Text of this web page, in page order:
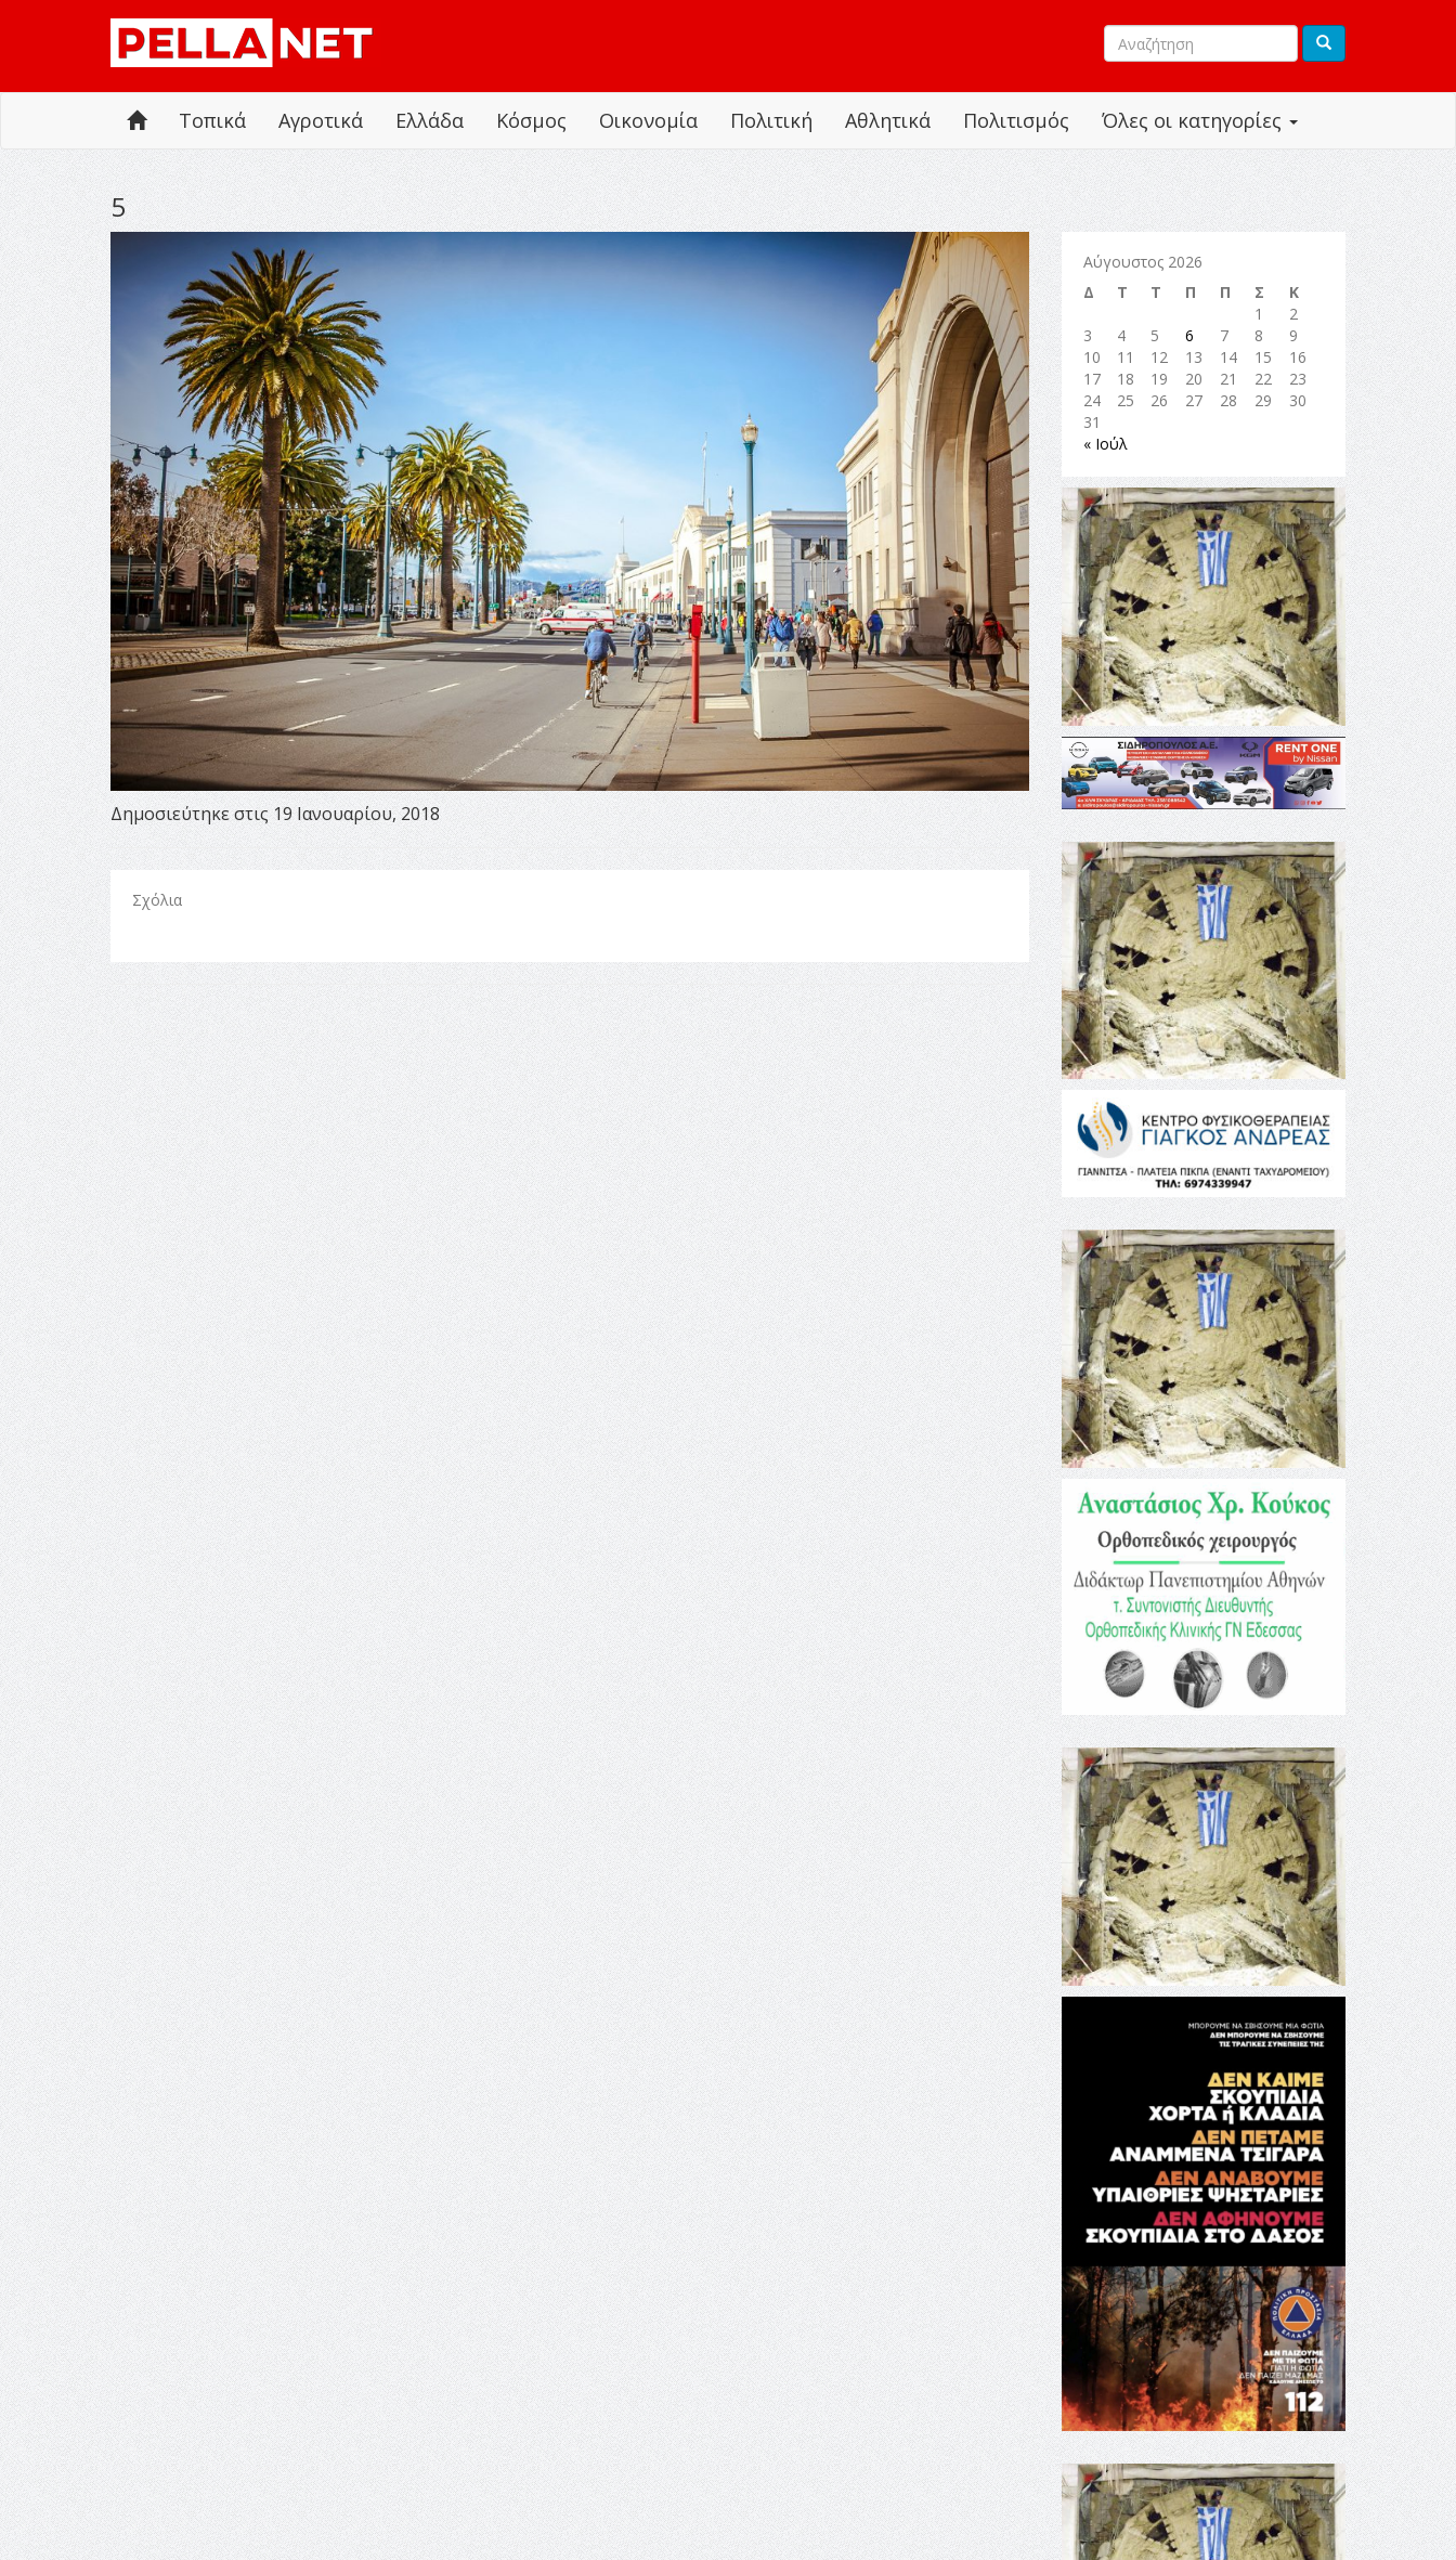
Όλες οι κατηγορίες
Τοπικά Αγροτικά Ελλάδα Κόσμος Οικονομία Πολιτική Αθλητικά Πολιτισμός
5
Δημοσιεύτηκε στις 19 Ιανουαρίου, 2018
Σχόλια
Αύγουστος 2026
Δ
Τ Τ Π Π Σ
Κ
1
2
3
4 5 6 7 8
9
10
11 12 13 14 15
16
17
18 19 20 21 22
23
24
25 26 27 28 29
30
31
« Ιούλ